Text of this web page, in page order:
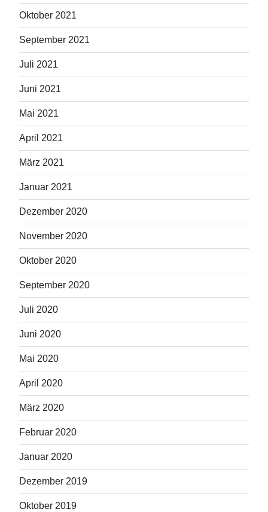
Oktober 2021
September 2021
Juli 2021
Juni 2021
Mai 2021
April 2021
März 2021
Januar 2021
Dezember 2020
November 2020
Oktober 2020
September 2020
Juli 2020
Juni 2020
Mai 2020
April 2020
März 2020
Februar 2020
Januar 2020
Dezember 2019
Oktober 2019